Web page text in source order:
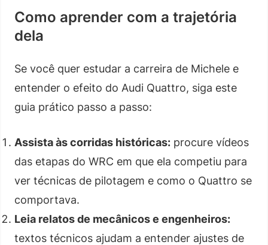
Como aprender com a trajetória
dela
Se você quer estudar a carreira de Michele e
entender o efeito do Audi Quattro, siga este
guia prático passo a passo:
Assista às corridas históricas: procure vídeos
das etapas do WRC em que ela competiu para
ver técnicas de pilotagem e como o Quattro se
comportava.
Leia relatos de mecânicos e engenheiros:
textos técnicos ajudam a entender ajustes de